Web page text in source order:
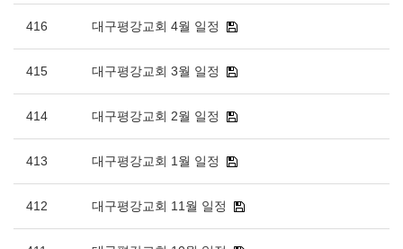
416 대구평강교회 4월 일정
415 대구평강교회 3월 일정
414 대구평강교회 2월 일정
413 대구평강교회 1월 일정
412 대구평강교회 11월 일정